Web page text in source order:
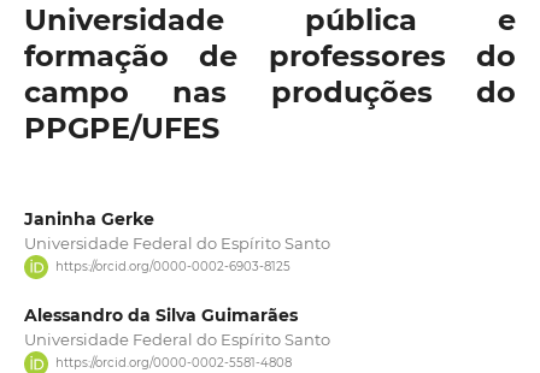
Universidade pública e
formação de professores do
campo nas produções do
PPGPE/UFES
Janinha Gerke
Universidade Federal do Espírito Santo
https://orcid.org/0000-0002-6903-8125
Alessandro da Silva Guimarães
Universidade Federal do Espírito Santo
https://orcid.org/0000-0002-5581-4808